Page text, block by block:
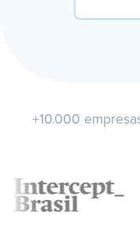
+10.000